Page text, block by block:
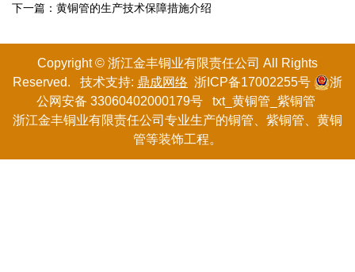
下一篇： 黄铜管的生产技术保障措施介绍
Copyright © 浙江金丰铜业有限责任公司 All Rights
Reserved. 技术支持: 鼎成网络 浙ICP备17002255号
浙
公网安备 33060402000179号
txt_ 黄铜管 紫铜管
浙江金丰铜业有限责任公司专业生产的铜管 、紫铜管、黄铜
管等装饰工程。